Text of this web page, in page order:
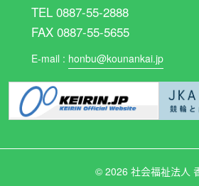
TEL 0887-55-2888
FAX 0887-55-5655
E-mail : honbu@kounankai.jp
© 2026 社会福祉法人